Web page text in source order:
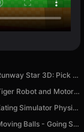
Runway Star 3D: Pick The Look!
Tiger Robot and Motorcycle: Transformers
Eating Simulator Physical Food Puzzle
Moving Balls - Going Sphere